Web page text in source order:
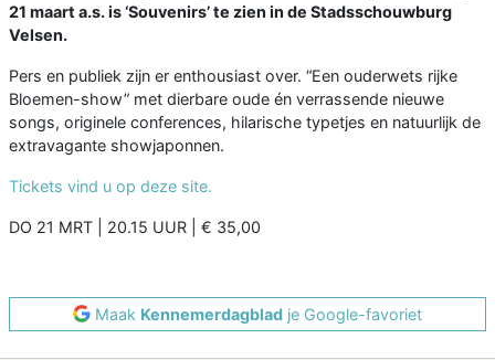
21 maart a.s. is ‘Souvenirs’ te zien in de Stadsschouwburg
Velsen.
Pers en publiek zijn er enthousiast over. “Een ouderwets rijke
Bloemen-show” met dierbare oude én verrassende nieuwe
songs, originele conferences, hilarische typetjes en natuurlijk de
extravagante showjaponnen.
Tickets vind u op deze site.
DO 21 MRT | 20.15 UUR | € 35,00
Maak Kennemerdagblad je Google-favoriet